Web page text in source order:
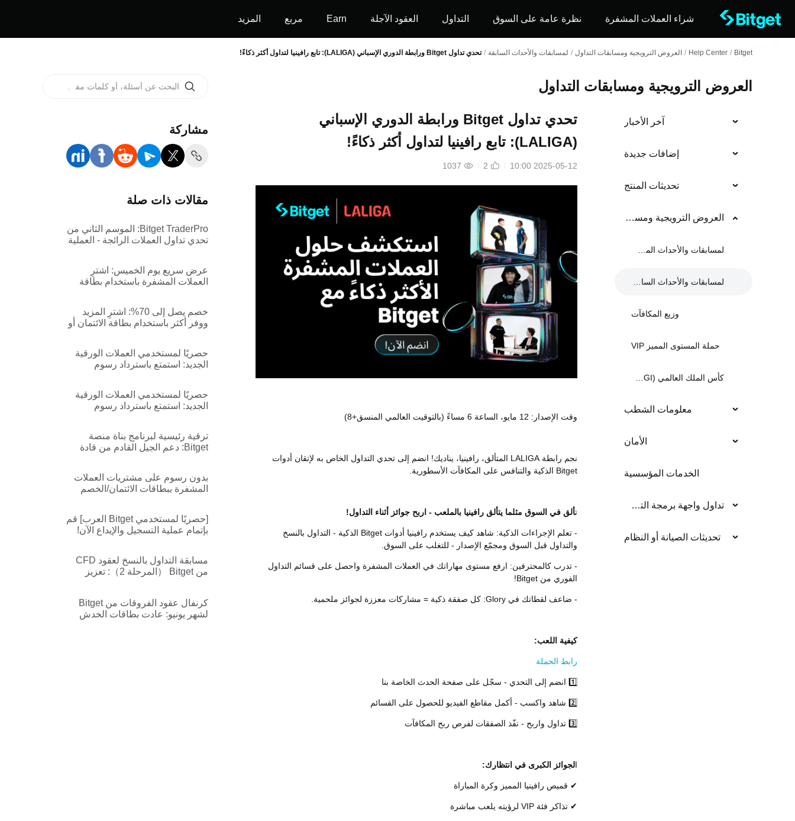
شراء العملات المشفرة نظرة عامة على السوق التداول العقود الآجلة Earn مربع المزيد
Bitget
/
Help Center
/ العروض الترويجية ومسابقات التداول / لمسابقات والأحداث السابقة / تحدي تداول Bitget ورابطة الدوري الإسباني (LALIGA): تابع رافينيا لتداول أكثر ذكاءً!
العروض الترويجية ومسابقات التداول
آخر الأخبار
إضافات جديدة
تحديثات المنتج
العروض الترويجية ومسابقات التداول
لمسابقات والأحداث المستمرة
لمسابقات والأحداث السابقة
وزيع المكافآت
حملة المستوى المميز VIP
كأس الملك العالمي (KCGI)
معلومات الشطب
الأمان
الخدمات المؤسسية
تداول واجهة برمجة التطبيق
تحديثات الصيانة أو النظام
تحدي تداول Bitget ورابطة الدوري الإسباني
(LALIGA): تابع رافينيا لتداول أكثر ذكاءً!
2025-05-12 10:00
2
1037
وقت الإصدار: 12 مايو، الساعة 6 مساءً (بالتوقيت العالمي المنسق+8)
نجم رابطة LALIGA المتألق، رافينيا، يناديك! انضم إلى تحدي التداول الخاص به لإتقان أدوات
Bitget الذكية والتنافس على المكافآت الأسطورية.
تألق في السوق مثلما يتألق رافينيا بالملعب - اربح جوائز أثناء التداول!
- تعلم الإجراءات الذكية: شاهد كيف يستخدم رافينيا أدوات Bitget الذكية - التداول بالنسخ
والتداول قبل السوق ومجمّع الإصدار - للتغلب على السوق.
- تدرب كالمحترفين: ارفع مستوى مهاراتك في العملات المشفرة واحصل على قسائم التداول
الفوري من Bitget!
- ضاعف لقطاتك في Glory: كل صفقة ذكية = مشاركات معززة لجوائز ملحمية.
كيفية اللعب:
رابط الحملة
1️⃣ انضم إلى التحدي - سجّل على صفحة الحدث الخاصة بنا
2️⃣ شاهد واكسب - أكمل مقاطع الفيديو للحصول على القسائم
3️⃣ تداول واربح - نفّذ الصفقات لفرص ربح المكافآت
الجوائز الكبرى في انتظارك:
✔ قميص رافينيا المميز وكرة المباراة
✔ تذاكر فئة VIP لرؤيته يلعب مباشرة
مشاركة
مقالات ذات صلة
Bitget TraderPro: الموسم الثاني من
تحدي تداول العملات الرائجة - العملية
عرض سريع يوم الخميس: اشترِ
العملات المشفرة باستخدام بطاقة
خصم يصل إلى 70%: اشترِ المزيد
ووفر أكثر باستخدام بطاقة الائتمان أو
حصريًا لمستخدمي العملات الورقية
الجديد: استمتع باسترداد رسوم
حصريًا لمستخدمي العملات الورقية
الجديد: استمتع باسترداد رسوم
ترقية رئيسية لبرنامج بناة منصة
Bitget: دعم الجيل القادم من قادة
بدون رسوم على مشتريات العملات
المشفرة ببطاقات الائتمان/الخصم
[حصريًا لمستخدمي Bitget العرب] قم
بإتمام عملية التسجيل والإيداع الآن!
مسابقة التداول بالنسخ لعقود CFD
من Bitget （المرحلة 2）: تعزيز
كرنفال عقود الفروقات من Bitget
لشهر يونيو: عادت بطاقات الخدش